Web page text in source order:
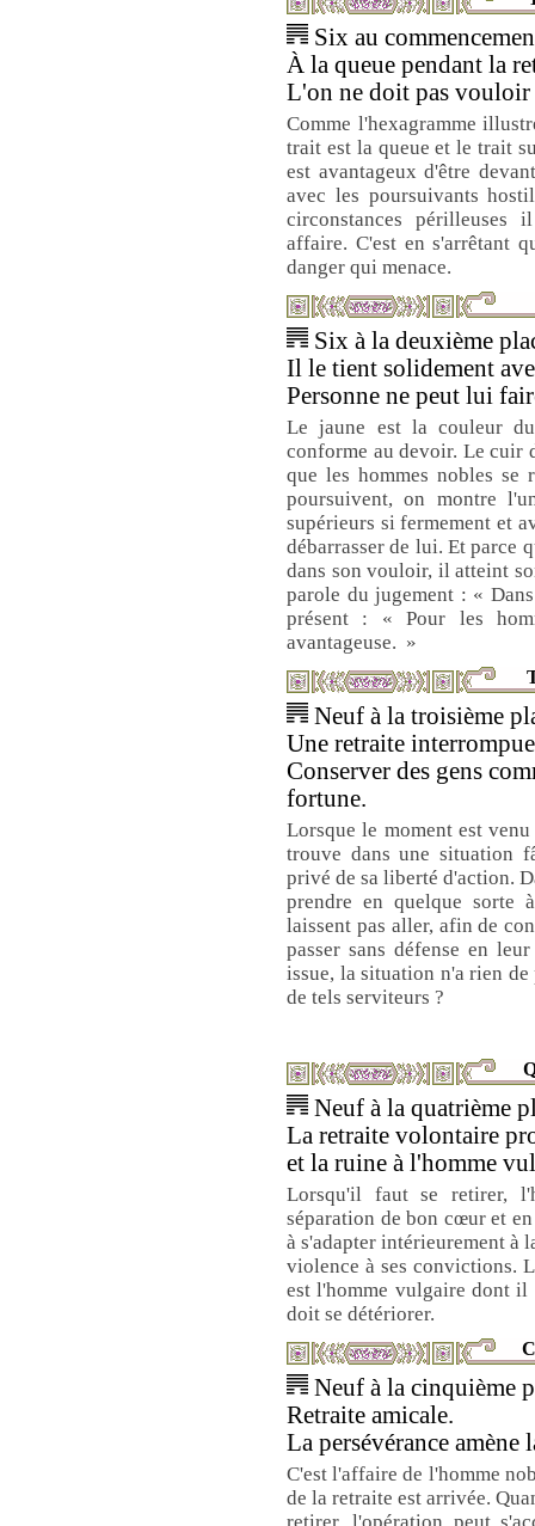
Six au
À la queue pendant la
L'on ne doit pas vouloir
Comme l'hexagramme
trait est la queue et le trait
est avantageux d'être
avec les poursuivants
circonstances périlleuses
affaire. C'est en s'arrêtant
danger qui menace.
Six à la deuxième
Il le tient solidement
Personne ne peut lui
Le jaune est la couleur
conforme au devoir. Le cuir
que les hommes nobles se
poursuivent, on montre
supérieurs si fermement et
débarrasser de lui. Et parce
dans son vouloir, il atteint
parole du jugement : «
présent : « Pour les
avantageuse. »
Neuf à la troisième
Une retraite
Conserver des gens
fortune.
Lorsque le moment est
trouve dans une situation
privé de sa liberté d'action.
prendre en quelque sorte
laissent pas aller, afin de
passer sans défense en
issue, la situation n'a rien
de tels serviteurs ?
Neuf à la quatrième
La retraite volontaire
et la ruine à l'homme
Lorsqu'il faut se retirer,
séparation de bon cœur et
à s'adapter intérieurement à
violence à ses convictions.
est l'homme vulgaire dont il
doit se détériorer.
Neuf à la cinquième
Retraite amicale.
La persévérance amène
C'est l'affaire de l'homme
de la retraite est arrivée.